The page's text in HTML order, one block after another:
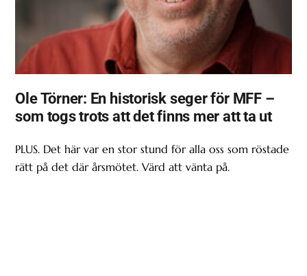
Ole Törner: En historisk seger för MFF –
som togs trots att det finns mer att ta ut
PLUS. Det här var en stor stund för alla oss som röstade
rätt på det där årsmötet. Värd att vänta på.